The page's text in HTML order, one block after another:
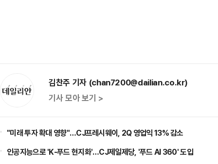
김찬주 기자 (chan7200@dailian.co.kr)
기사 모아 보기 >
"미래 투자 확대 영향"…CJ프레시웨이, 2Q 영업익 13% 감소
인공지능으로 'K-푸드 현지화'…CJ제일제당, '푸드 AI 360' 도입